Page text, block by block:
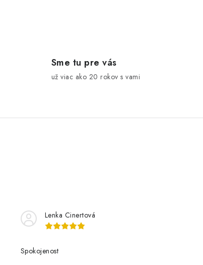
Sme tu pre vás
už viac ako 20 rokov s vami
Lenka Cinertová
Spokojenost